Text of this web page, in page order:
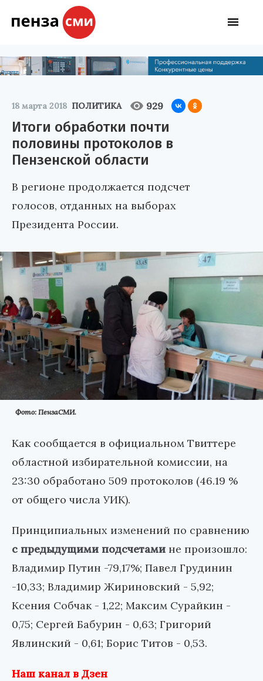
18 марта 2018 ПОЛИТИКА 929
Итоги обработки почти
половины протоколов в
Пензенской области
В регионе продолжается подсчет
голосов, отданных на выборах
Президента России.
Фото: ПензаСМИ.
Как сообщается в официальном Твиттере
областной избирательной комиссии, на
23:30 обработано 509 протоколов (46.19 %
от общего числа УИК).
Принципиальных изменений по сравнению
с предыдущими подсчетами не произошло:
Владимир Путин -79,17%; Павел Грудинин
-10,33; Владимир Жириновский - 5,92;
Ксения Собчак - 1,22; Максим Сурайкин -
0,75; Сергей Бабурин - 0,63; Григорий
Явлинский - 0,61; Борис Титов - 0,53.
Наш канал в Дзен